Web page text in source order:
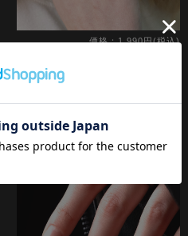
価格：1,990円(税込)